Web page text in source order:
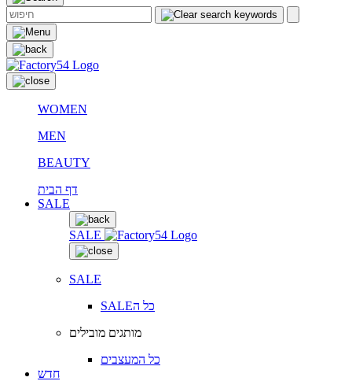
WOMEN
MEN
BEAUTY
דף הבית
SALE
SALE
SALE
SALEכל ה
מותגים מובילים
כל המעצבים
חדש